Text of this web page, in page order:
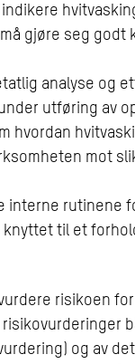
gjøre seg godt
analyse og
utføring av
hvordan
mot
interne rutinene
til et
risikoen
og av